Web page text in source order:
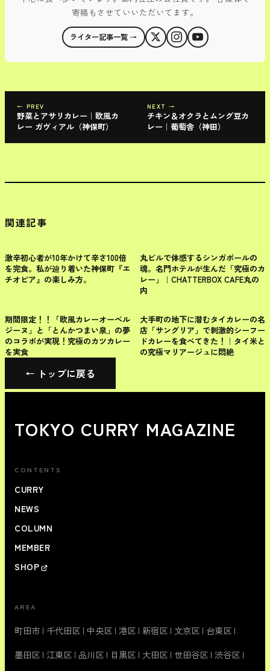
寄稿もさせていいただいてます。
ライター記事一覧 →
← PREV
野菜とアサリカレー｜欧風カ
レー ガヴィアル（神保町）
NEXT →
チキン＆オクラとムング豆カ
レー｜葡萄舎（神田）
関連記事
千代田区
激辛初心者が10年かけて辛さ100倍
を完食。私が辿り着いた神保町『エ
チオピア』の楽しみ方。
千代田区
丸ビルで体感するシンガポールの
魂。名門ホテルが生んだ「究極のカ
レー」｜CHATTERBOX CAFE丸の
内
千代田区
期間限定！！「欧風カレーオーベル
ジーヌ」と「とんかつまい泉」の夢
のコラボが実現！究極のカツカレー
を実食
千代田区
大手町の地下に潜むタイカレーの名
店「サングリア」で刺激的シーフー
ドカレーを食べてきた！｜タイ米と
の究極マリアージュに悶絶
← トップに戻る
TOKYO CURRY MAGAZINE
CONTENTS
CURRY
NEWS
COLUMN
MEMBER
SHOP
AREA
町田市 | 千代田区 | 中央区 | 港区 | 新宿区 | 文京区 | 台東区 |
墨田区 | 江東区 | 品川区 | 目黒区 | 大田区 | 世田谷区 | 渋谷区 |